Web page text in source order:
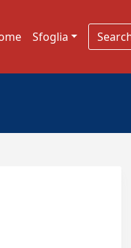
Sfoglia